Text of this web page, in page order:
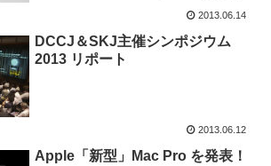
2013.06.14
DCCJ＆SKJ主催シンポジウム
2013 リポート
2013.06.12
Apple「新型」Mac Pro を発表！